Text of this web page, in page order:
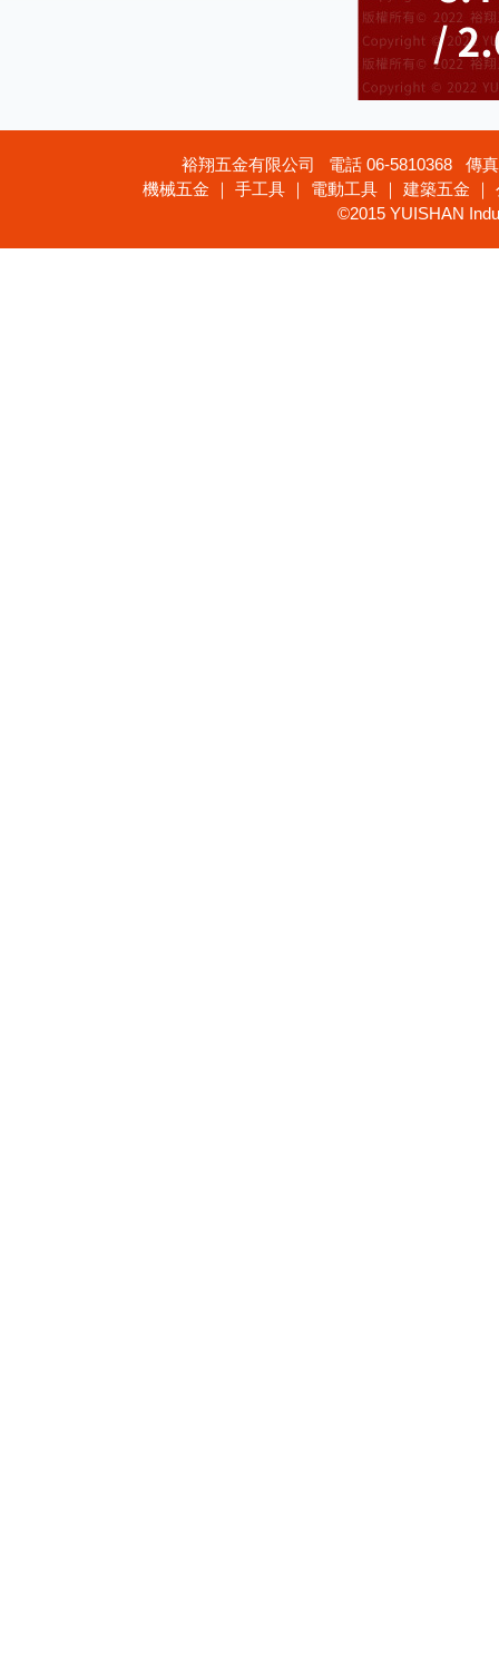
裕翔五金有限公司 電話 06-5810368 傳
機械五金 ｜ 手工具 ｜ 電動工具 ｜ 建築五金
©2015 YUISHAN